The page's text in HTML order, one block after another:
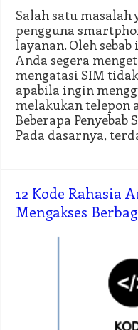
Salah satu
pengguna
layanan. Oleh
Anda segera
mengatasi SIM
apabila ingin
melakukan telepon
Beberapa
Pada dasarnya,
12 Kode Rahasia
Mengakses